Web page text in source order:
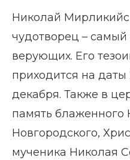
Николай
чудотворец –
верующих. Его
приходится на даты
декабря. Также в
память блаженного
Новгородского,
мученика Николая